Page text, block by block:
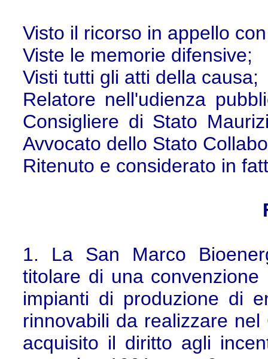
Visto il ricorso in appello
Viste le memorie difensive;
Visti tutti gli atti della causa;
Relatore nell'udienza
Consigliere di Stato
Avvocato dello Stato
Ritenuto e considerato in
1. La San Marco
titolare di una
impianti di produzione di
rinnovabili da realizzare
acquisito il diritto agli